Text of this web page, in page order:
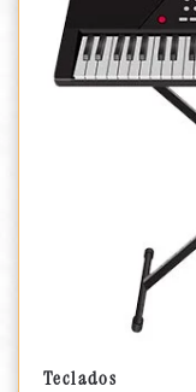
Teclados